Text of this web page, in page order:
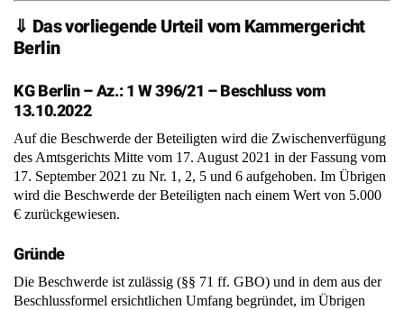
⇓ Das vorliegende Urteil vom Kammergericht
Berlin
KG Berlin – Az.: 1 W 396/21 – Beschluss vom
13.10.2022
Auf die Beschwerde der Beteiligten wird die Zwischenverfügung
des Amtsgerichts Mitte vom 17. August 2021 in der Fassung vom
17. September 2021 zu Nr. 1, 2, 5 und 6 aufgehoben. Im Übrigen
wird die Beschwerde der Beteiligten nach einem Wert von 5.000
€ zurückgewiesen.
Gründe
Die Beschwerde ist zulässig (§§ 71 ff. GBO) und in dem aus der
Beschlussformel ersichtlichen Umfang begründet, im Übrigen